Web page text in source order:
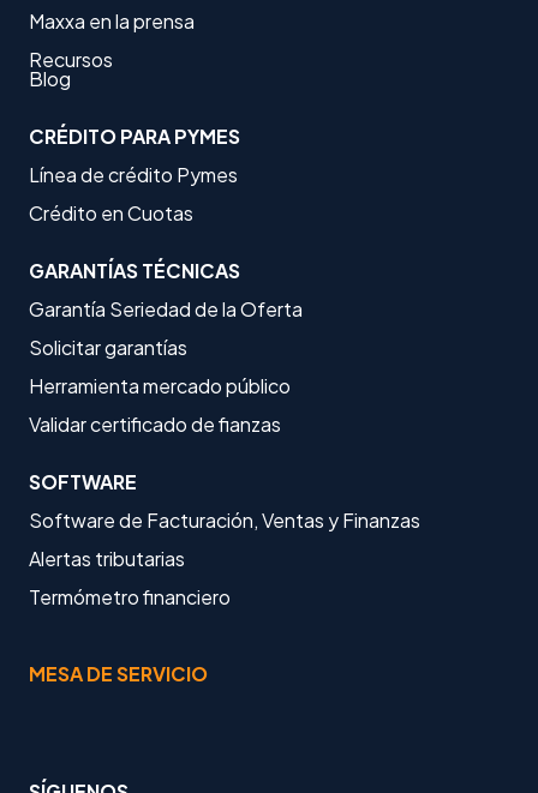
Maxxa en la prensa
Recursos
Blog
CRÉDITO PARA PYMES
Línea de crédito Pymes
Crédito en Cuotas
GARANTÍAS TÉCNICAS
Garantía Seriedad de la Oferta
Solicitar garantías
Herramienta mercado público
Validar certificado de fianzas
SOFTWARE
Software de Facturación, Ventas y Finanzas
Alertas tributarias
Termómetro financiero
MESA DE SERVICIO